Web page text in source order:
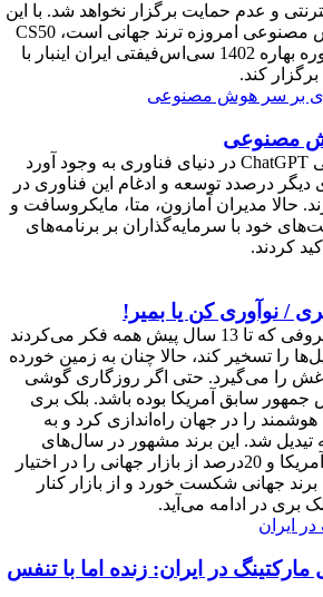
و عدم حمایت برگزار نخواهد شد. با این
حال با توجه به اینکه هوش مصنوعی امروزه ترند جهانی است، CS50
ایران تصمیم گرفته که دوره بهاره 1402 سی‌اس‌فیفتی ایران اینبار با
کند.
انقلابی که هوش مصنوعی ChatGPT در دنیای فناوری به وجود آورد
درصدد توسعه و ادغام این فناوری در
حالا مدیران آمازون، متا، مایکروسافت و
خود با سرمایه‌گذاران بر برنامه‌های
کردند.
/ نوآوری کن یا بمیر!
بلک بری همان گوشی معروفی که تا 13 سال پیش همه فکر می‌کردند
را تسخیر کند، حالا چنان به زمین خورده
را می‌گیرد. حتی اگر روزگاری گوشی
جمهور سابق آمریکا بوده باشد. بلک بری
را در جهان راه‌اندازی کرد و به
تیدیل شد. این برند مشهور در سال‌های
طلایی خود نیمی از بازار آمریکا و 20درصد از بازار جهانی را در اختیار
جهانی شکست خورد و از بازار کنار
در ادامه می‌آید.
در ایران: زنده‌ اما با تنفس